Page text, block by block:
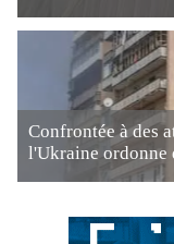
Confrontée à des
l'Ukraine ordonne